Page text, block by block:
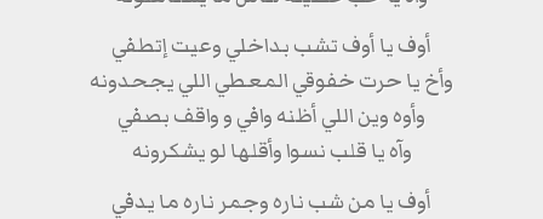
أوف يا أوف تشب بداخلي وعيت إتطفي
وأخ يا حرت خفوقي المعطي اللي يجحدونه
وأوه وين اللي أظنه وافي و واقف بصفي
وآه يا قلب نسوا وأقلها لو يشكرونه
أوف يا من شب ناره وجمر ناره ما يدفي